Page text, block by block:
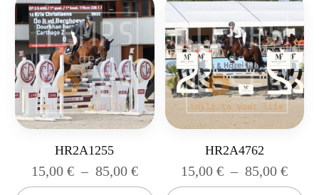
HR2A1255
15,00 € – 85,00 €
HR2A4762
15,00€ – 85,00€